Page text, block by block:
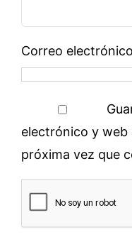
Correo electrónico
electrónico y web
próxima vez que